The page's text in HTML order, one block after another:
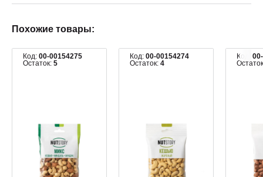
Похожие товары:
Код: 00-00154275
Остаток: 5
Код: 00-00154274
Остаток: 4
Код: